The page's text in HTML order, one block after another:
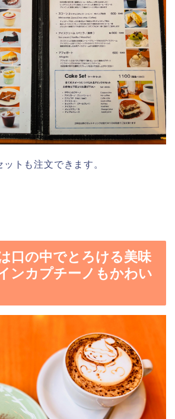
トも注文できます。
口の中でとろける美味
ンカプチーノもかわい